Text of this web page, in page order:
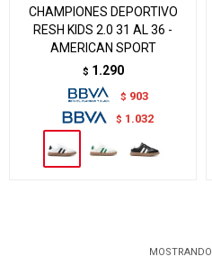
CHAMPIONES DEPORTIVO
RESH KIDS 2.0 31 AL 36 -
AMERICAN SPORT
$ 1.290
$ 903
$ 1.032
MOSTRANDO